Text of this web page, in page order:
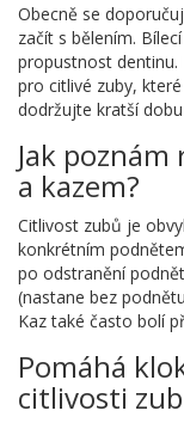
Obecně se
začít s bělením.
propustnost
pro citlivé zuby,
dodržujte kratší
Jak
a kazem?
Citlivost zubů je
konkrétním
po odstranění
(nastane bez
Kaz také často bolí
Pomáhá
citlivosti